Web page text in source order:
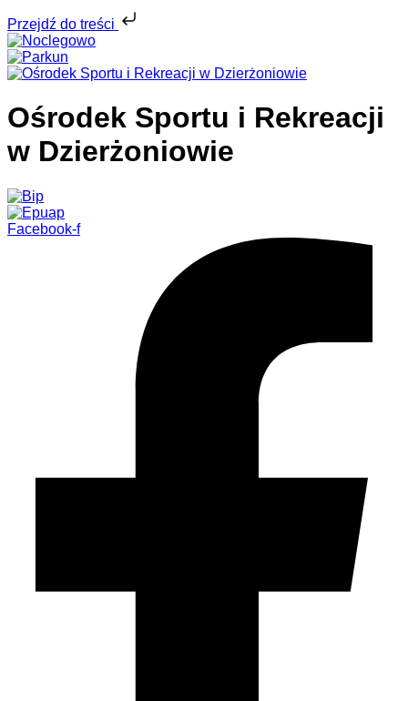
Przejdź do treści
Ośrodek Sportu i Rekreacji
w Dzierżoniowie
Facebook-f